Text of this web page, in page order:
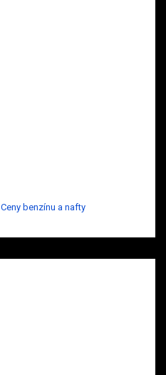
Ceny benzínu a nafty